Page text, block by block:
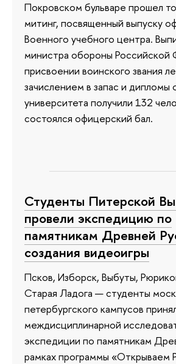
Покровском бульваре прошел
митинг, посвященный выпуску
Военного учебного центра.
министра обороны Российской
присвоении воинского звания
зачислением в запас и дипломы
университета получили 132
состоялся офицерский бал.
Студенты Питерской
провели экспедицию по
памятникам Древней
создания видеоигры
Псков, Изборск, Выбуты,
Старая Ладога — студенты
петербургского кампусов
междисциплинарной
экспедиции по памятникам
рамках программы «Открываем